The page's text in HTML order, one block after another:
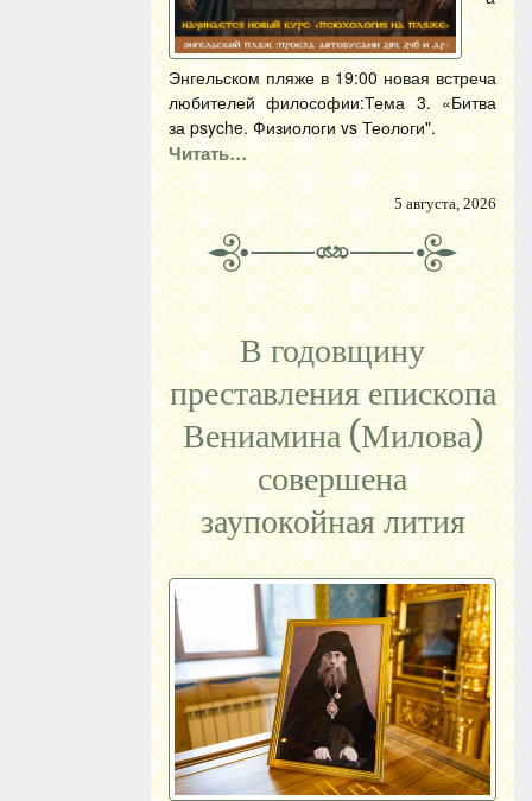
Энгельском пляже в 19:00 новая встреча
любителей философии:Тема 3. «Битва
за psyche. Физиологи vs Теологи".
Читать…
5 августа, 2026
В годовщину
преставления епископа
Вениамина (Милова)
совершена
заупокойная лития